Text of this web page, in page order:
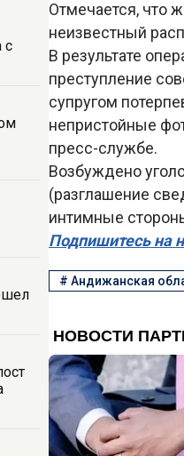
с
Отмечается, что
неизвестный
В результате
преступление
супругом
непристойные
пресс-службе.
Возбуждено
(разглашение
интимные
Подпишитесь на
# Андижанская